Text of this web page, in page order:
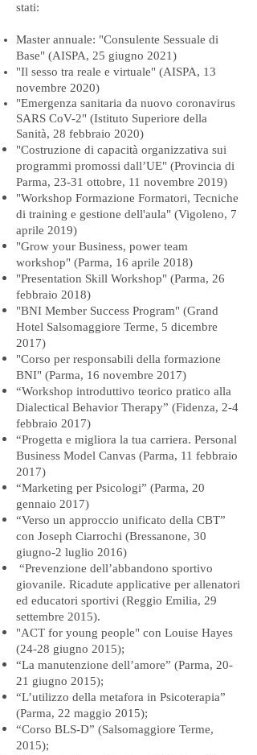
stati:
Master annuale: "Consulente Sessuale di
Base" (AISPA, 25 giugno 2021)
"Il sesso tra reale e virtuale" (AISPA, 13
novembre 2020)
"Emergenza sanitaria da nuovo coronavirus
SARS CoV-2" (Istituto Superiore della
Sanità, 28 febbraio 2020)
"Costruzione di capacità organizzativa sui
programmi promossi dall’UE" (Provincia di
Parma, 23-31 ottobre, 11 novembre 2019)
"Workshop Formazione Formatori, Tecniche
di training e gestione dell'aula" (Vigoleno, 7
aprile 2019)
"Grow your Business, power team
workshop" (Parma, 16 aprile 2018)
"Presentation Skill Workshop" (Parma, 26
febbraio 2018)
"BNI Member Success Program" (Grand
Hotel Salsomaggiore Terme, 5 dicembre
2017)
"Corso per responsabili della formazione
BNI" (Parma, 16 novembre 2017)
“Workshop introduttivo teorico pratico alla
Dialectical Behavior Therapy” (Fidenza, 2-4
febbraio 2017)
“Progetta e migliora la tua carriera. Personal
Business Model Canvas (Parma, 11 febbraio
2017)
“Marketing per Psicologi” (Parma, 20
gennaio 2017)
“Verso un approccio unificato della CBT”
con Joseph Ciarrochi (Bressanone, 30
giugno-2 luglio 2016)
“Prevenzione dell’abbandono sportivo
giovanile. Ricadute applicative per allenatori
ed educatori sportivi (Reggio Emilia, 29
settembre 2015).
"ACT for young people" con Louise Hayes
(24-28 giugno 2015);
“La manutenzione dell’amore” (Parma, 20-
21 giugno 2015);
“L’utilizzo della metafora in Psicoterapia”
(Parma, 22 maggio 2015);
“Corso BLS-D” (Salsomaggiore Terme,
2015);